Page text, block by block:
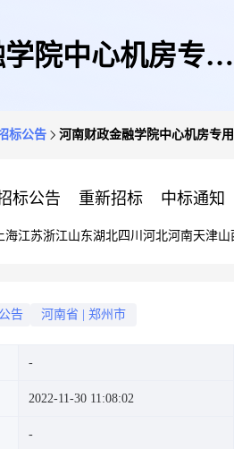
院中心机房专用
标公告 河南财政金融学院中心机房专
标公告 重新招标 中标通知
上海江苏浙江山东湖北四川 河北河南天津山
告 河南省 郑州市
2022-11-30 11:08:02